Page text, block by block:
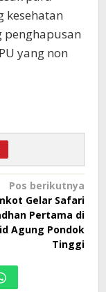
kesehatan
yang non
Pos berikutnya
Gelar Safari
Pertama di
Agung Pondok
Tinggi